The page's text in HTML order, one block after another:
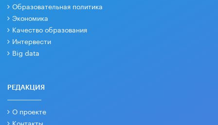
Образовательная политика
Экономика
Качество образования
Интервести
Big data
РЕДАКЦИЯ
О проекте
Контакты